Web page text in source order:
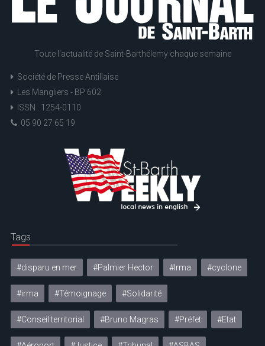
Toute l'actualité de Saint-Barthélemy chaque semaine
Société de Presse Antillaise
Les Mangliers - BP 602
ISSN : 1254-0110
05 90 27 65 19
Tags
#disparu en mer #Palmier Hector #Irma #cyclone
#irma #Témoignage #Solidarité
#Conseil territorial #Bruno Magras #Préfet #Etat